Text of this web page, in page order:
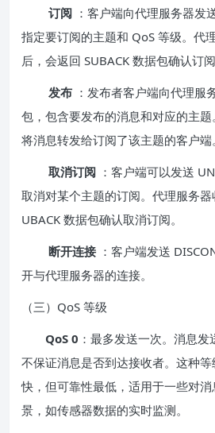
订阅 ：客户端向代理服务器发
指定要订阅的主题和 QoS 等级。代
后，会返回 SUBACK 数据包确认订阅
发布 ：发布者客户端向代理服
包，包含要发布的消息和对应的主
将消息转发给订阅了该主题的客户端。
取消订阅 ：客户端可以发送
取消对某个主题的订阅。代理服务
UBACK 数据包确认取消订阅。
断开连接 ：客户端发送
开与代理服务器的连接。
（三）QoS 等级
QoS 0 ：最多发送一次。消息发
不保证消息是否到达接收者。这种
快，但可靠性最低，适用于一些对
景，如传感器数据的实时监测。